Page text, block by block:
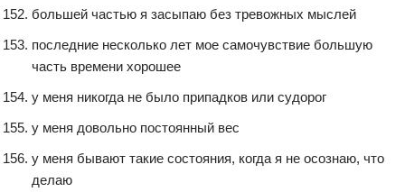
большей частью я засыпаю без тревожных мыслей
последние несколько лет мое самочувствие большую
часть времени хорошее
у меня никогда не было припадков или судорог
у меня довольно постоянный вес
у меня бывают такие состояния, когда я не осознаю, что
делаю